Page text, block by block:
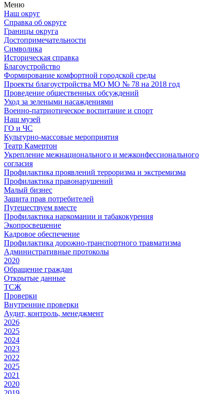
Меню
Наш округ
Справка об округе
Границы округа
Достопримечательности
Символика
Историческая справка
Благоустройство
Формирование комфортной городской среды
Проекты благоустройства МО МО № 78 на 2018 год
Проведение общественных обсуждений
Уход за зелеными насаждениями
Военно-патриотическое воспитание и спорт
Наш музей
ГО и ЧС
Культурно-массовые мероприятия
Театр Камертон
Укрепление межнационального и межконфессионального
согласия
Профилактика проявлений терроризма и экстремизма
Профилактика правонарушений
Малый бизнес
Защита прав потребителей
Путешествуем вместе
Профилактика наркомании и табакокурения
Экопросвещение
Кадровое обеспечение
Профилактика дорожно-транспортного травматизма
Административные протоколы
2020
Обращение граждан
Открытые данные
ТСЖ
Проверки
Внутренние проверки
Аудит, контроль, менеджмент
2026
2025
2024
2023
2022
2025
2021
2020